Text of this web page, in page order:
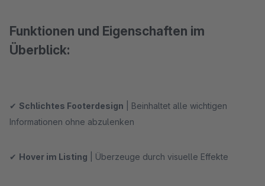
Funktionen und Eigenschaften im
Überblick:
✔ Schlichtes Footerdesign | Beinhaltet alle wichtigen
Informationen ohne abzulenken
✔ Hover im Listing | Überzeuge durch visuelle Effekte